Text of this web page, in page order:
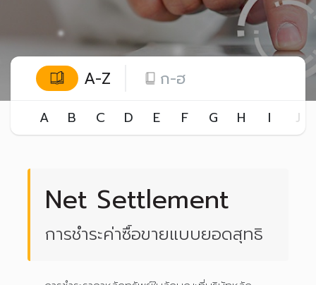
A-Z ก-ฮ
A B C D E F G H I J
Net Settlement
การชำระค่าซื้อขายแบบยอดสุทธิ